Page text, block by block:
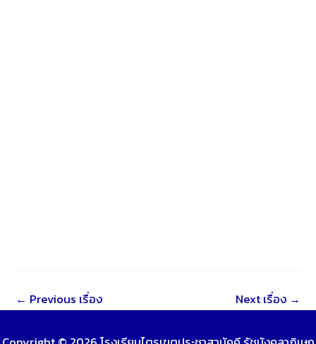
← Previous เรื่อง Next เรื่อง →